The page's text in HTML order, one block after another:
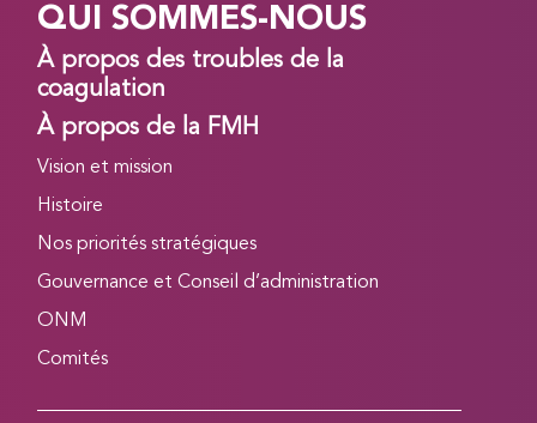
QUI SOMMES-NOUS
À propos des troubles de la
coagulation
À propos de la FMH
Vision et mission
Histoire
Nos priorités stratégiques
Gouvernance et Conseil d’administration
ONM
Comités